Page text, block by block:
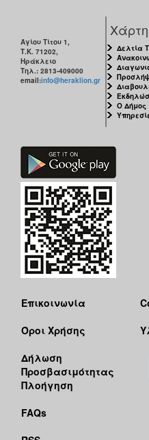
Αγίου Τίτου 1,
Τ.Κ. 71202,
Ηράκλειο
Τηλ.: 2813-409000
email:info@heraklion.gr
Δελτία
Ο Δήμος
Επικοινωνία
Όροι Χρήσης
Δήλωση
Προσβασιμότητας
Πλοήγηση
FAQs